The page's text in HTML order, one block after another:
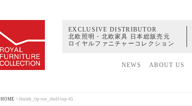
EXCLUSIVE DISTRIBUTOR
北欧照明・北欧家具 日本総販売元
ロイヤルファニチャーコレクション
NEWS ABOUT US
HOME > thumb_tip-toe_shelf-top-45